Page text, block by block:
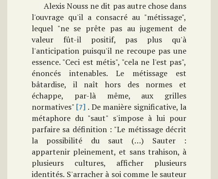
Alexis Nouss ne dit pas autre chose dans
l'ouvrage qu'il a consacré au "métissage",
lequel "ne se prête pas au jugement de
valeur fût-il positif, pas plus qu'à
l'anticipation puisqu'il ne recoupe pas une
essence. "Ceci est métis", "cela ne l'est pas",
énoncés intenables. Le métissage est
bâtardise, il naît hors des normes et
échappe, par-là même, aux grilles
normatives" [7] . De manière significative, la
métaphore du "saut" s'impose à lui pour
parfaire sa définition : "Le métissage décrit
la possibilité du saut (…) Sauter :
appartenir pleinement, et sans trahison, à
plusieurs cultures, afficher plusieurs
identités. S'arracher à soi comme le sauteur